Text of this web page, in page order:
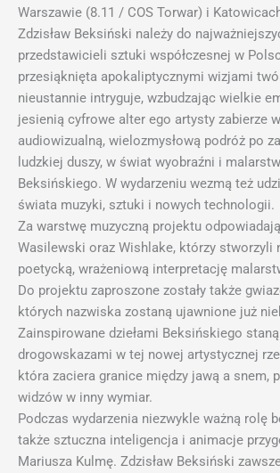
Warszawie (8.11 / COS Torwar) i
Zdzisław Beksiński należy do
przedstawicieli sztuki współczesnej w
przesiąknięta apokaliptycznymi wizjami
nieustannie intryguje, wzbudzając wielkie
jesienią cyfrowe alter ego artysty zabierze
audiowizualną, wielozmysłową podróż po
ludzkiej duszy, w świat wyobraźni i
Beksińskiego. W wydarzeniu wezmą też
świata muzyki, sztuki i nowych technologii.
Za warstwę muzyczną projektu
Wasilewski oraz Wishlake, którzy stworzyli
poetycką, wrażeniową interpretację
Do projektu zaproszone zostały także
których nazwiska zostaną ujawnione już
Zainspirowane dziełami Beksińskiego
drogowskazami w tej nowej artystycznej
która zaciera granice między jawą a snem,
widzów w inny wymiar.
Podczas wydarzenia niezwykle ważną rolę
także sztuczna inteligencja i animacje
Mariusza Kulmę. Zdzisław Beksiński